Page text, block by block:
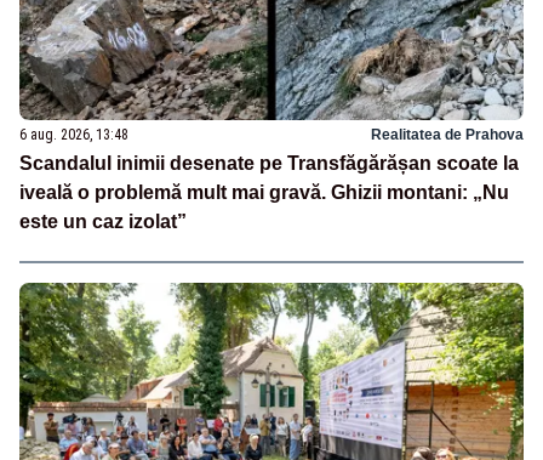
6 aug. 2026, 13:48 Realitatea de Prahova
Scandalul inimii desenate pe Transfăgărășan scoate la
iveală o problemă mult mai gravă. Ghizii montani: „Nu
este un caz izolat”